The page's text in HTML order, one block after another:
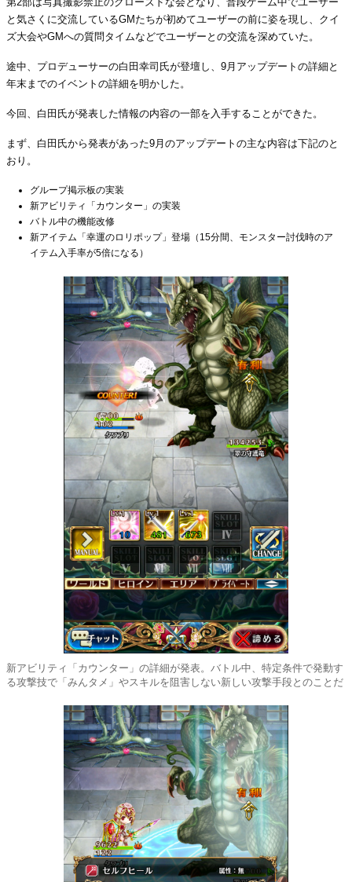
と気さくに交流しているGMたちが初めてユーザーの前に姿を現し、クイ
ズ大会やGMへの質問タイムなどでユーザーとの交流を深めていた。
途中、プロデューサーの白田幸司氏が登壇し、9月アップデートの詳細と
年末までのイベントの詳細を明かした。
今回、白田氏が発表した情報の内容の一部を入手することができた。
まず、白田氏から発表があった9月のアップデートの主な内容は下記のと
おり。
グループ掲示板の実装
新アビリティ「カウンター」の実装
バトル中の機能改修
新アイテム「幸運のロリポップ」登場（15分間、モンスター討伐時のア
イテム入手率が5倍になる）
新アビリティ「カウンター」の詳細が発表。バトル中、特定条件で発動す
る攻撃技で「みんタメ」やスキルを阻害しない新しい攻撃手段とのことだ